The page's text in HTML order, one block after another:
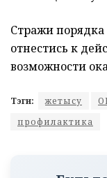
Стражи
отнестись к
возможности
Тэги: жетысу
профилактика